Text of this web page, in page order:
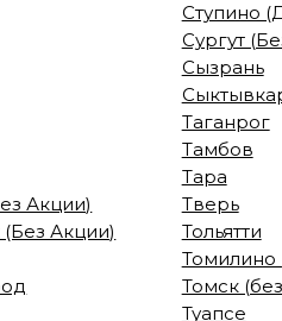
Акции)
Акции)
Ступино
Сургут
Сызрань
Таганрог
Тамбов
Тара
Тверь
Тольятти
Томилино
Томск
Туапсе